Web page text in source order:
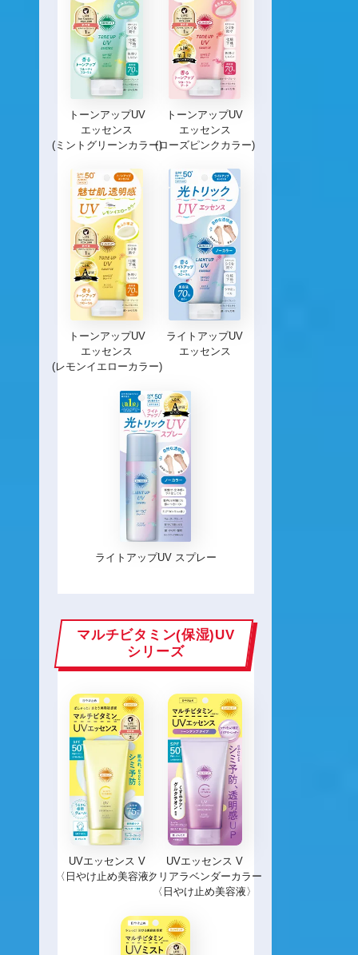
トーンアップUV
エッセンス
(ミントグリーンカラー)
トーンアップUV
エッセンス
(ローズピンクカラー)
トーンアップUV
エッセンス
(レモンイエローカラー)
ライトアップUV
エッセンス
ライトアップUV スプレー
マルチビタミン(保湿)UV
シリーズ
UVエッセンス V
〈日やけ止め美容液〉
UVエッセンス V
クリアラベンダーカラー
〈日やけ止め美容液〉